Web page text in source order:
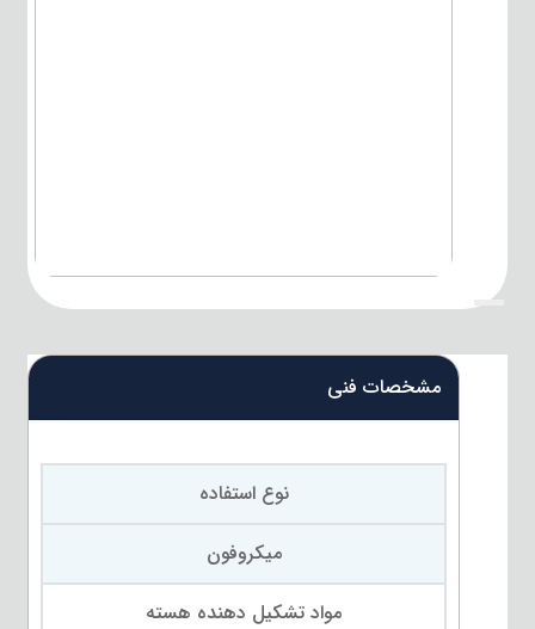
{title}
مشخصات فنی
نوع استفاده
میکروفون
مواد تشکیل دهنده هسته